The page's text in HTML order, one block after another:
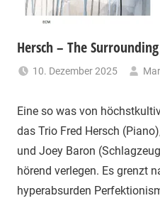
Hersch – The
10. Dezember 2025
Eine so was von
das Trio Fred Hersch
und Joey Baron
hörend verlegen. Es grenzt
hyperabsurden